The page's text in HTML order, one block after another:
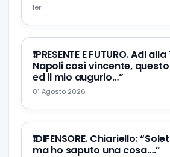
Ieri
❗️PRESENTE E FUTURO. Adl
Napoli così vincente,
ed il mio augurio…”
01 Agosto 2026
❗️DIFENSORE. Chiariello:
ma ho saputo una cosa….”